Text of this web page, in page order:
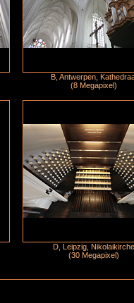
B, Antwerpen,
(8 Megapixel)
D, Leipzig, Nikolaikirche
(30 Megapixel)